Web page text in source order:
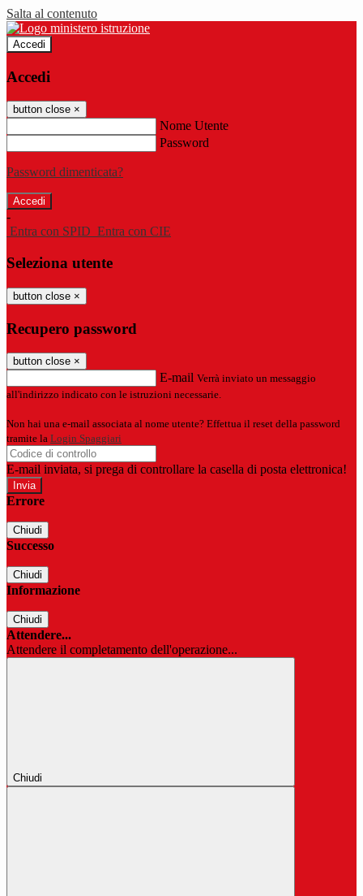
Salta al contenuto
Accedi
Accedi
button close ×
Nome Utente
Password
Password dimenticata?
-
Entra con SPID Entra con CIE
Seleziona utente
button close ×
Recupero password
button close ×
E-mail Verrà inviato un messaggio
all'indirizzo indicato con le istruzioni necessarie.
Non hai una e-mail associata al nome utente? Effettua il reset della password
tramite la Login Spaggiari
E-mail inviata, si prega di controllare la casella di posta elettronica!
Errore
Chiudi
Successo
Chiudi
Informazione
Chiudi
Attendere...
Attendere il completamento dell'operazione...
Chiudi